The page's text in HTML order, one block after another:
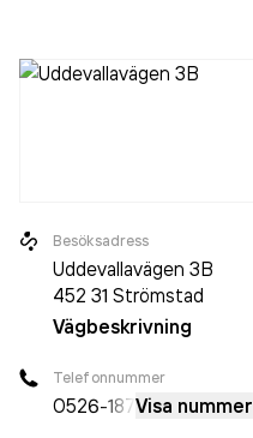
Vårdcentralen Bohuslinden
Besöksadress
Uddevallavägen 3B
452 31 Strömstad
Vägbeskrivning
Telefonnummer
0526-187Visa nummer